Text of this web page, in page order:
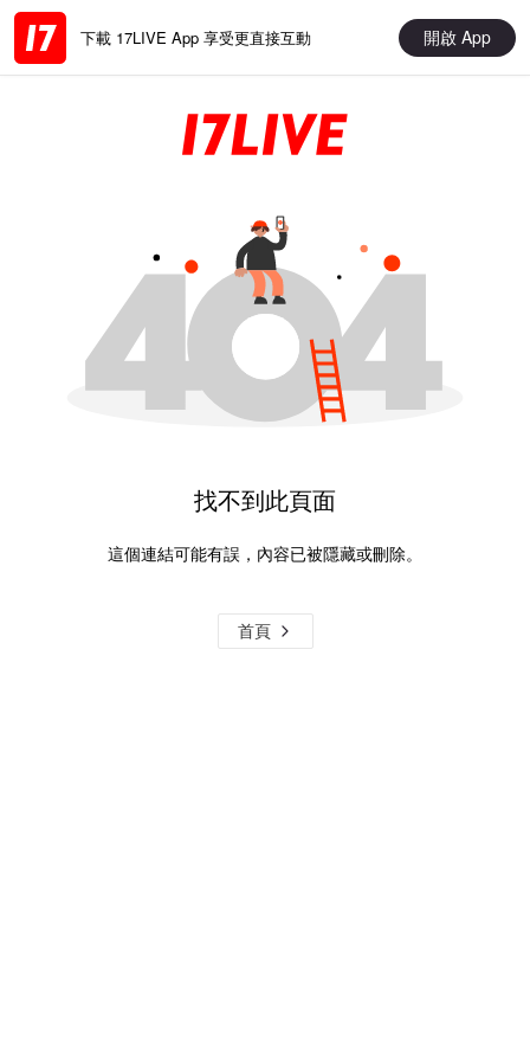
下載 17LIVE App 享受更直接互動 開啟 App
找不到此頁面
這個連結可能有誤，內容已被隱藏或刪除。
首頁